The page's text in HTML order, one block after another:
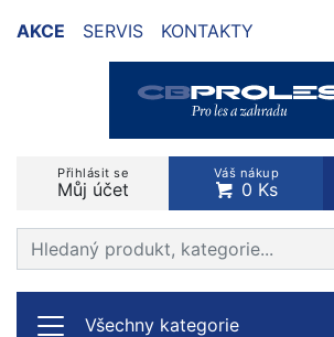
AKCE SERVIS KONTAKTY
Přihlásit se
Můj účet
Váš nákup
0 Ks
Prohledat web
Všechny kategorie